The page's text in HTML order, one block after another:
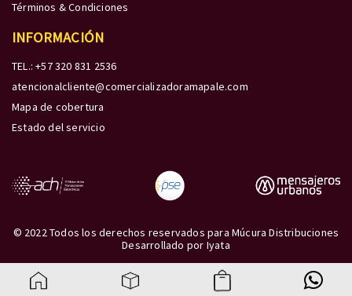
Términos & Condiciones
INFORMACIÓN
TEL.: +57 320 831 2536
atencionalcliente@comercializadoramapale.com
Mapa de cobertura
Estado del servicio
© 2022 Todos los derechos reservados para Múcura Distribuciones
Desarrollado por Iyata